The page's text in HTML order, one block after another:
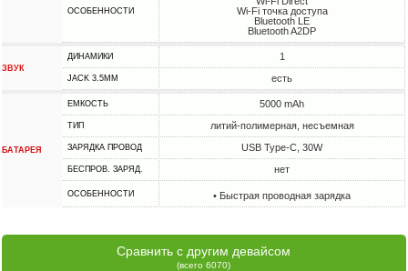
ОСОБЕННОСТИ
Wi-Fi точка доступа
Bluetooth LE
Bluetooth A2DP
ЗВУК
ДИНАМИКИ 1
JACK 3.5MM есть
БАТАРЕЯ
ЕМКОСТЬ 5000 mAh
ТИП литий-полимерная, несъемная
ЗАРЯДКА ПРОВОД USB Type-C, 30W
БЕСПРОВ. ЗАРЯД. нет
ОСОБЕННОСТИ • Быстрая проводная зарядка
Сравнить с другим девайсом
(всего 6070)